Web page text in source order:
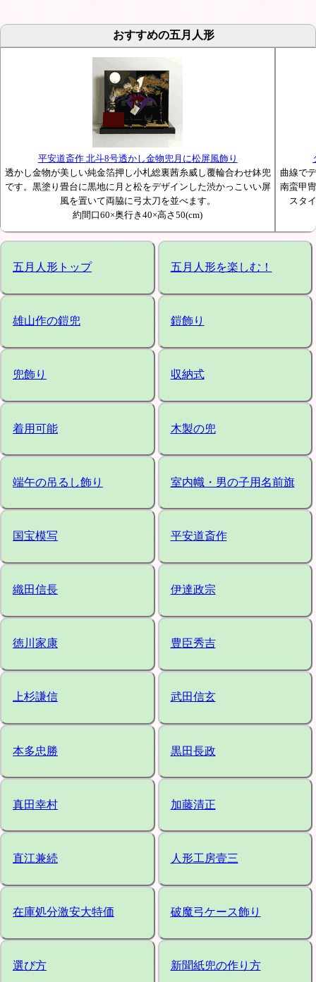
おすすめの五月人形
平安道斎作 北斗8号透かし金物兜月に松屏風飾り
透かし金物が美しい純金箔押し小札総裏茜糸威し覆輪合わせ鉢兜
です。黒塗り畳台に黒地に月と松をデザインした渋かっこいい屏
風を置いて両脇に弓太刀を並べます。
約間口60×奥行き40×高さ50(cm)
曲線で
南蛮甲
スタ
五月人形トップ 五月人形を楽しむ！
雄山作の鎧兜 鎧飾り
兜飾り 収納式
着用可能 木製の兜
端午の吊るし飾り 室内幟・男の子用名前旗
国宝模写 平安道斎作
織田信長 伊達政宗
徳川家康 豊臣秀吉
上杉謙信 武田信玄
本多忠勝 黒田長政
真田幸村 加藤清正
直江兼続 人形工房壹三
在庫処分激安大特価 破魔弓ケース飾り
選び方 新聞紙兜の作り方